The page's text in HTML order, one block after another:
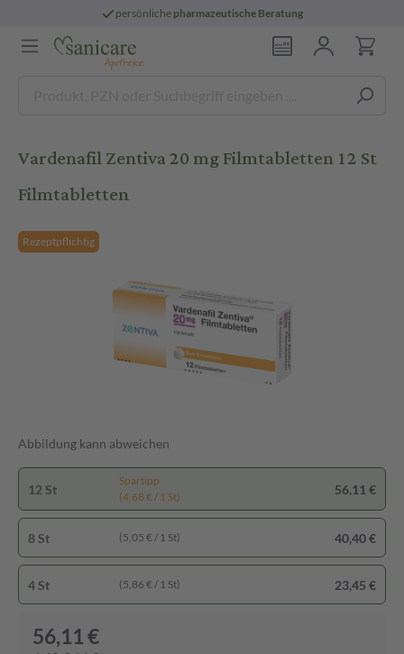
persönliche pharmazeutische Beratung
Vardenafil Zentiva 20 mg Filmtabletten 12 St
Filmtabletten
Rezeptpflichtig
Abbildung kann abweichen
12 St
Spartipp
(4,68 € / 1 St)
56,11 €
8 St (5,05 € / 1 St) 40,40 €
4 St (5,86 € / 1 St) 23,45 €
56,11 €